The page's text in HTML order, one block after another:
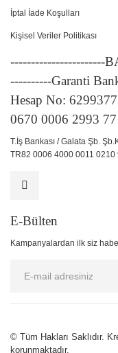
İptal İade Koşulları
Kişisel Veriler Politikası
-----------------------
----------Garanti
Hesap No:
0670 0006 2993 77
T.İş Bankası / Galata Şb.
TR82 0006 4000 0011 0210
E-Bülten
Kampanyalardan ilk siz
© Tüm Hakları Saklıdır.
korunmaktadır.